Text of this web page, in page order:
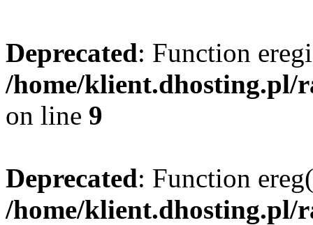
Deprecated: Function
/home/klient.dhosting.pl/
on line 9
Deprecated: Function
/home/klient.dhosting.pl/